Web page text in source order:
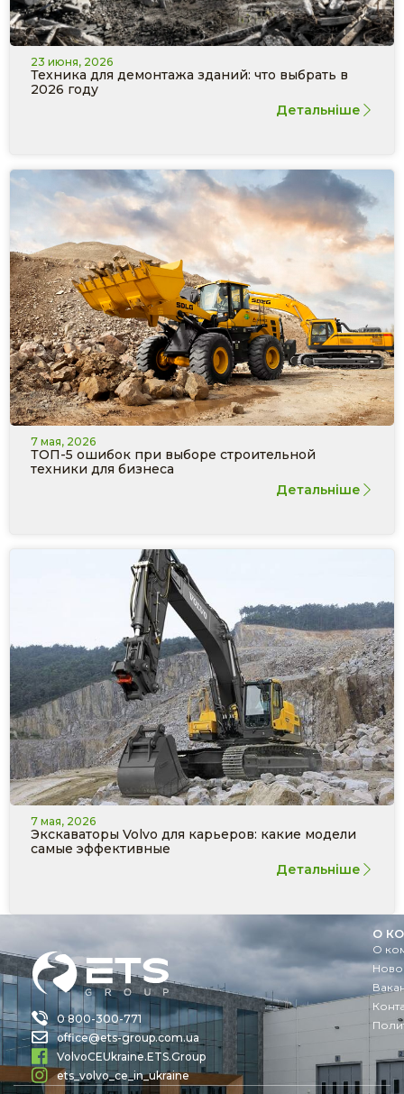
23 июня, 2026
Техника для демонтажа зданий: что выбрать в
2026 году
Детальніше
7 мая, 2026
ТОП-5 ошибок при выборе строительной
техники для бизнеса
Детальніше
7 мая, 2026
Экскаваторы Volvo для карьеров: какие модели
самые эффективные
Детальніше
0 800-300-771
office@ets-group.com.ua
VolvoCEUkraine.ETS.Group
ets_volvo_ce_in_ukraine
О
О